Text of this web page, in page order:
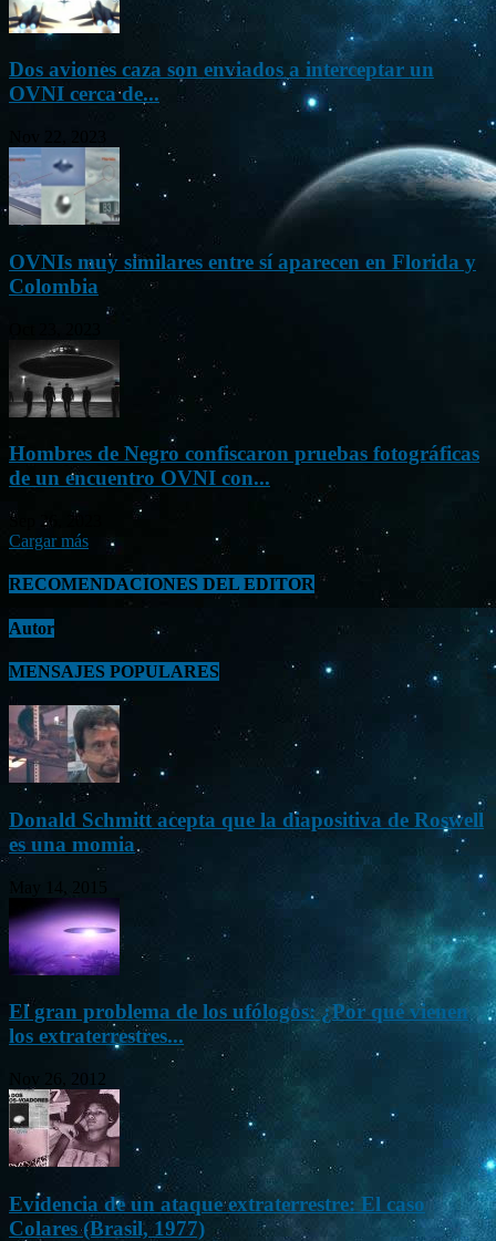
Dos aviones caza son enviados a interceptar un
OVNI cerca de...
OVNIs muy similares entre sí aparecen en Florida y
Colombia
Hombres de Negro confiscaron pruebas fotográficas
de un encuentro OVNI con...
Sep 26, 2023
Cargar más
RECOMENDACIONES DEL EDITOR
Autor
MENSAJES POPULARES
Donald Schmitt acepta que la diapositiva de Roswell
es una momia
El gran problema de los ufólogos: ¿Por qué vienen
los extraterrestres...
Nov 26, 2012
Evidencia de un ataque extraterrestre: El caso
Colares (Brasil, 1977)